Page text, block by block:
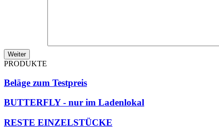
Weiter
PRODUKTE
Beläge zum Testpreis
BUTTERFLY - nur im Ladenlokal
RESTE EINZELSTÜCKE